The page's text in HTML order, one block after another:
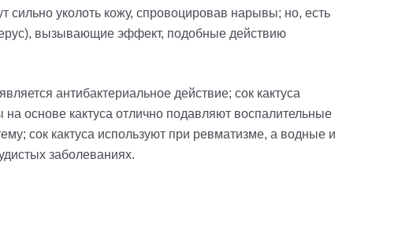
сильно уколоть кожу, спровоцировав нарывы; но, есть
), вызывающие эффект, подобные действию
антибактериальное действие; сок кактуса
на основе кактуса отлично подавляют воспалительные
сок кактуса используют при ревматизме, а водные и
заболеваниях.